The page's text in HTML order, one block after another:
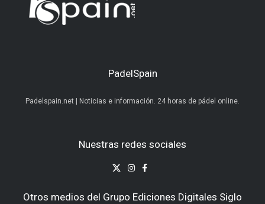
PadelSpain
Padelspain.net | Noticias e información. 24 horas de pádel online.
Nuestras redes sociales
Otros medios del Grupo Ediciones Digitales Siglo